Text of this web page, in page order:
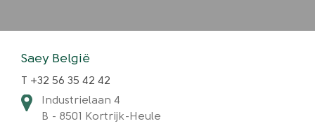
Saey België
T +32 56 35 42 42
Industrielaan 4
B - 8501 Kortrijk-Heule